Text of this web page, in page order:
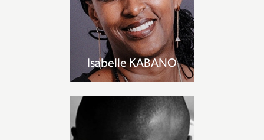
Isabelle KABANO